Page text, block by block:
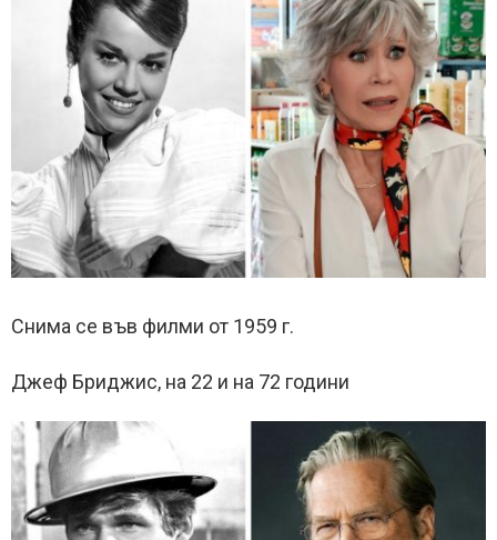
Снима се във филми от 1959 г.
Джеф Бриджис, на 22 и на 72 години